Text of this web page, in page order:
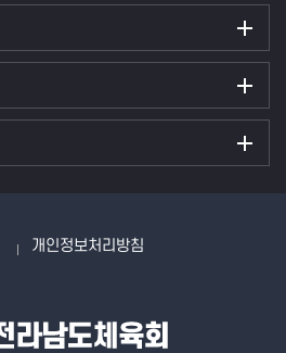
개인정보처리방침